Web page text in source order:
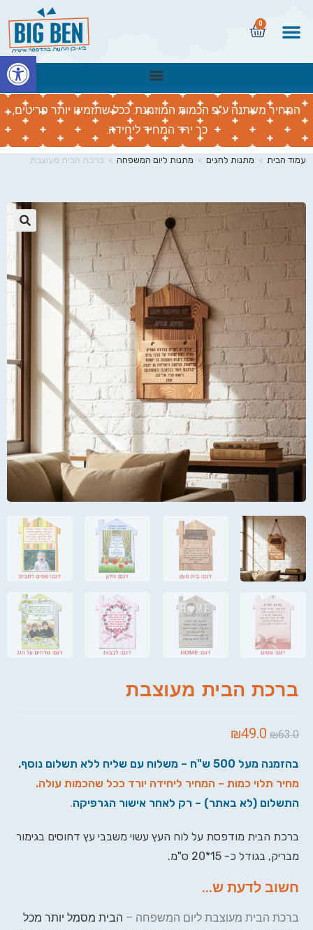
0
המחיר משתנה ע"פ הכמות המוזמנת. ככל שתזמינו יותר פריטים,
כך ירד המחיר ליחידה.
עמוד הבית > מתנות לחגים > מתנות ליום המשפחה > ברכת הבית מעוצבת
ברכת הבית מעוצבת
₪63.0
₪49.0
בהזמנה מעל 500 ש"ח – משלוח עם שליח ללא תשלום נוסף.
מחיר תלוי כמות – המחיר ליחידה יורד ככל שהכמות עולה.
התשלום (לא באתר) – רק לאחר אישור הגרפיקה.
ברכת הבית מודפסת על לוח העץ עשוי משבבי עץ דחוסים בגימור
מבריק, בגודל כ- 15*20 ס"מ.
חשוב לדעת ש...
ברכת הבית מעוצבת ליום המשפחה – הבית מסמל יותר מכל